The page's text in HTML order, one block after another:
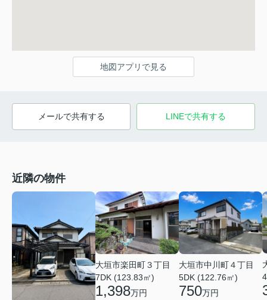
地図アプリで見る
メールで共有する LINEで共有する
近隣の物件
大垣市楽田町３丁目
7DK (123.83㎡)
1,398万円
大垣市中川町４丁目
5DK (122.76㎡)
750万円